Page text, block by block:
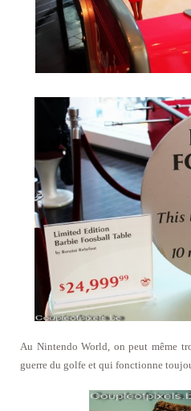
Au Nintendo World, on peut même
guerre du golfe et qui fonctionne